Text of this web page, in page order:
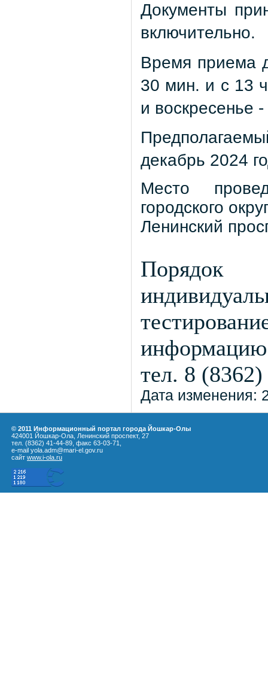
Документы
включительно.
Время приема
30 мин. и с 13
и воскресенье
декабрь 2024
Место
городского
Ленинский
Порядок
тел. 8
Дата изменения:
© 2011 Информационный портал города Йошкар-Олы
424001 Йошкар-Ола, Ленинский проспект, 27
тел. (8362) 41-44-89, факс 63-03-71,
e-mail yola.adm@mari-el.gov.ru
сайт www.i-ola.ru